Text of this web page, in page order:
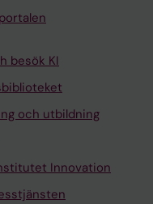
besök KI
och utbildning
Innovation